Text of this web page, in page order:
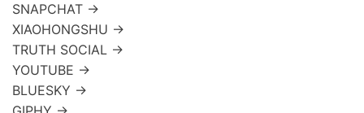
SNAPCHAT →
XIAOHONGSHU →
TRUTH SOCIAL →
YOUTUBE →
BLUESKY →